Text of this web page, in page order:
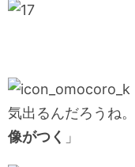
気出るんだろうね。
像がつく 」